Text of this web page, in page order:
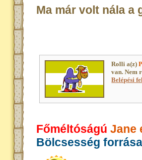
Ma már volt nála a
Rolli a(z)
van. Nem
Belépési
Főméltóságú Jane
Bölcsesség forrása